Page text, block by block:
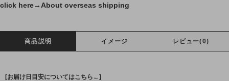
click here→ About overseas shipping
商品説明 イメージ レビュー(0)
[お届け日目安についてはこちら←]